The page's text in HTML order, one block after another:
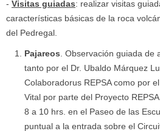
- Visitas guiadas: realizar visitas
características básicas de la roca
del Pedregal.
Pajareos. Observación guiada de
tanto por el Dr. Ubaldo Márquez
Colaboradorus REPSA como por
Vital por parte del Proyecto
8 a 10 hrs. en el Paseo de las
puntual a la entrada sobre el